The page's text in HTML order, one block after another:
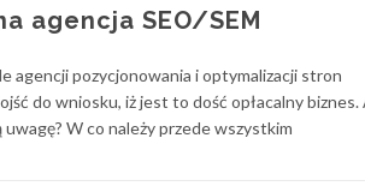
agencja SEO/SEM
agencji pozycjonowania i optymalizacji stron
do wniosku, iż jest to dość opłacalny biznes.
W co należy przede wszystkim